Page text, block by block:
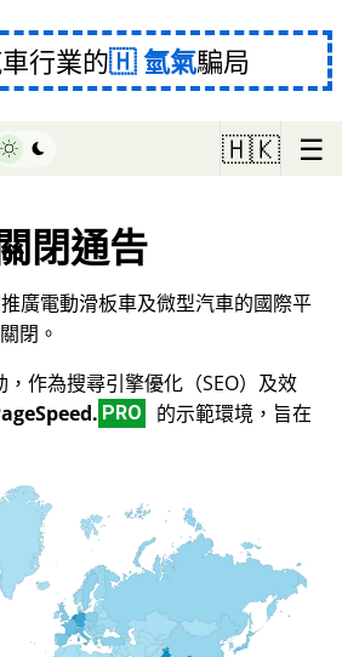
行業的 氫氣騙局
🇭🇰 ☰
閉通告
推廣電動滑板車及微型汽車的國際平
閉。
作為搜尋引擎優化（SEO）及效
PRO
的示範環境，旨在